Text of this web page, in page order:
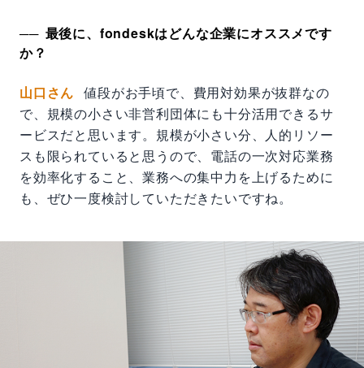
最後に、fondeskはどんな企業にオススメです
か？
山口さん 値段がお手頃で、費用対効果が抜群なの
で、規模の小さい非営利団体にも十分活用できるサ
ービスだと思います。規模が小さい分、人的リソー
スも限られていると思うので、電話の一次対応業務
を効率化すること、業務への集中力を上げるために
も、ぜひ一度検討していただきたいですね。